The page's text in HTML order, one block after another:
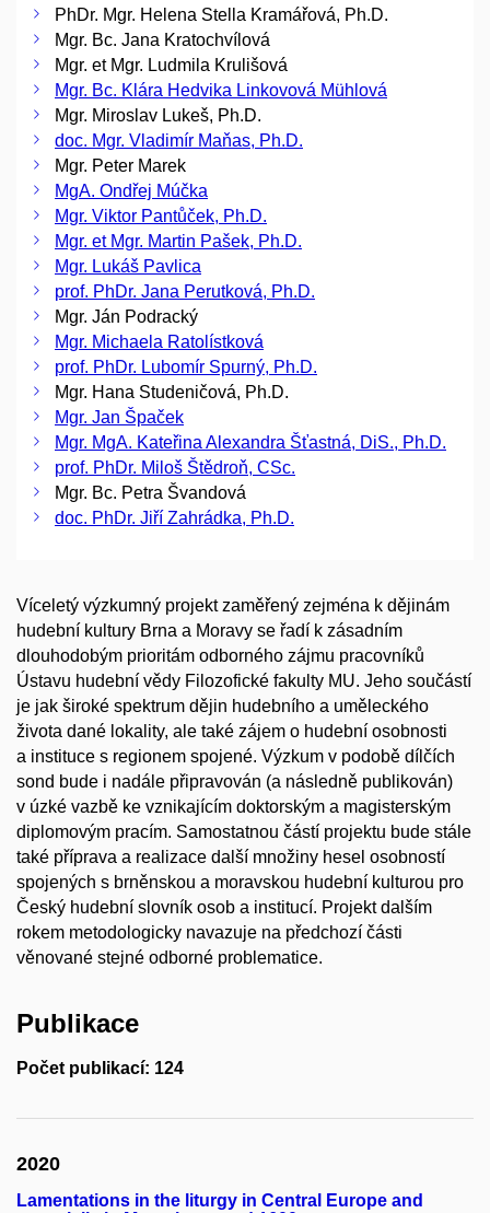
PhDr. Mgr. Helena Stella Kramářová, Ph.D.
Mgr. Bc. Jana Kratochvílová
Mgr. et Mgr. Ludmila Krulišová
Mgr. Bc. Klára Hedvika Linkovová Mühlová
Mgr. Miroslav Lukeš, Ph.D.
doc. Mgr. Vladimír Maňas, Ph.D.
Mgr. Peter Marek
MgA. Ondřej Múčka
Mgr. Viktor Pantůček, Ph.D.
Mgr. et Mgr. Martin Pašek, Ph.D.
Mgr. Lukáš Pavlica
prof. PhDr. Jana Perutková, Ph.D.
Mgr. Ján Podracký
Mgr. Michaela Ratolístková
prof. PhDr. Lubomír Spurný, Ph.D.
Mgr. Hana Studeničová, Ph.D.
Mgr. Jan Špaček
Mgr. MgA. Kateřina Alexandra Šťastná, DiS., Ph.D.
prof. PhDr. Miloš Štědroň, CSc.
Mgr. Bc. Petra Švandová
doc. PhDr. Jiří Zahrádka, Ph.D.
Víceletý výzkumný projekt zaměřený zejména k dějinám
hudební kultury Brna a Moravy se řadí k zásadním
dlouhodobým prioritám odborného zájmu pracovníků
Ústavu hudební vědy Filozofické fakulty MU. Jeho součástí
je jak široké spektrum dějin hudebního a uměleckého
života dané lokality, ale také zájem o hudební osobnosti
a instituce s regionem spojené. Výzkum v podobě dílčích
sond bude i nadále připravován (a následně publikován)
v úzké vazbě ke vznikajícím doktorským a magisterským
diplomovým pracím. Samostatnou částí projektu bude stále
také příprava a realizace další množiny hesel osobností
spojených s brněnskou a moravskou hudební kulturou pro
Český hudební slovník osob a institucí. Projekt dalším
rokem metodologicky navazuje na předchozí části
věnované stejné odborné problematice.
Publikace
Počet publikací: 124
2020
Lamentations in the liturgy in Central Europe and